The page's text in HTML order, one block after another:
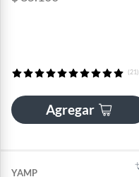
(21)
Agregar
YAMP